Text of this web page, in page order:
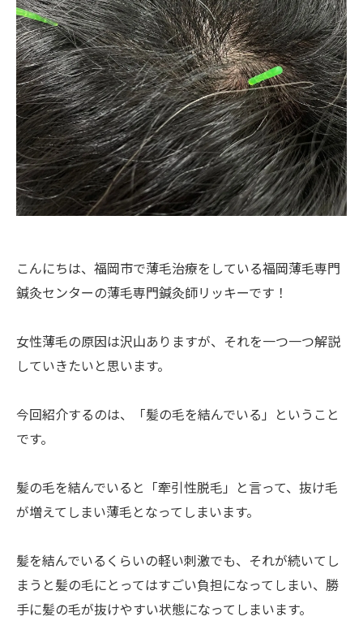
こんにちは、福岡市で薄毛治療をしている福岡薄毛専門
鍼灸センターの薄毛専門鍼灸師リッキーです！
女性薄毛の原因は沢山ありますが、それを一つ一つ解説
していきたいと思います。
今回紹介するのは、「髪の毛を結んでいる」ということ
です。
髪の毛を結んでいると「牽引性脱毛」と言って、抜け毛
が増えてしまい薄毛となってしまいます。
髪を結んでいるくらいの軽い刺激でも、それが続いてし
まうと髪の毛にとってはすごい負担になってしまい、勝
手に髪の毛が抜けやすい状態になってしまいます。